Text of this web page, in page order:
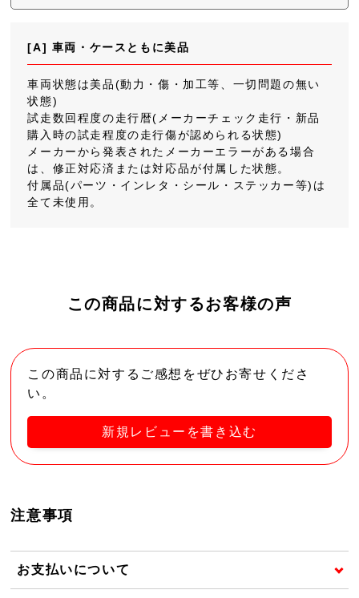
[A] 車両・ケースともに美品
車両状態は美品(動力・傷・加工等、一切問題の無い
状態)
試走数回程度の走行暦(メーカーチェック走行・新品
購入時の試走程度の走行傷が認められる状態)
メーカーから発表されたメーカーエラーがある場合
は、修正対応済または対応品が付属した状態。
付属品(パーツ・インレタ・シール・ステッカー等)は
全て未使用。
この商品に対するお客様の声
この商品に対するご感想をぜひお寄せくださ
い。
新規レビューを書き込む
注意事項
お支払いについて